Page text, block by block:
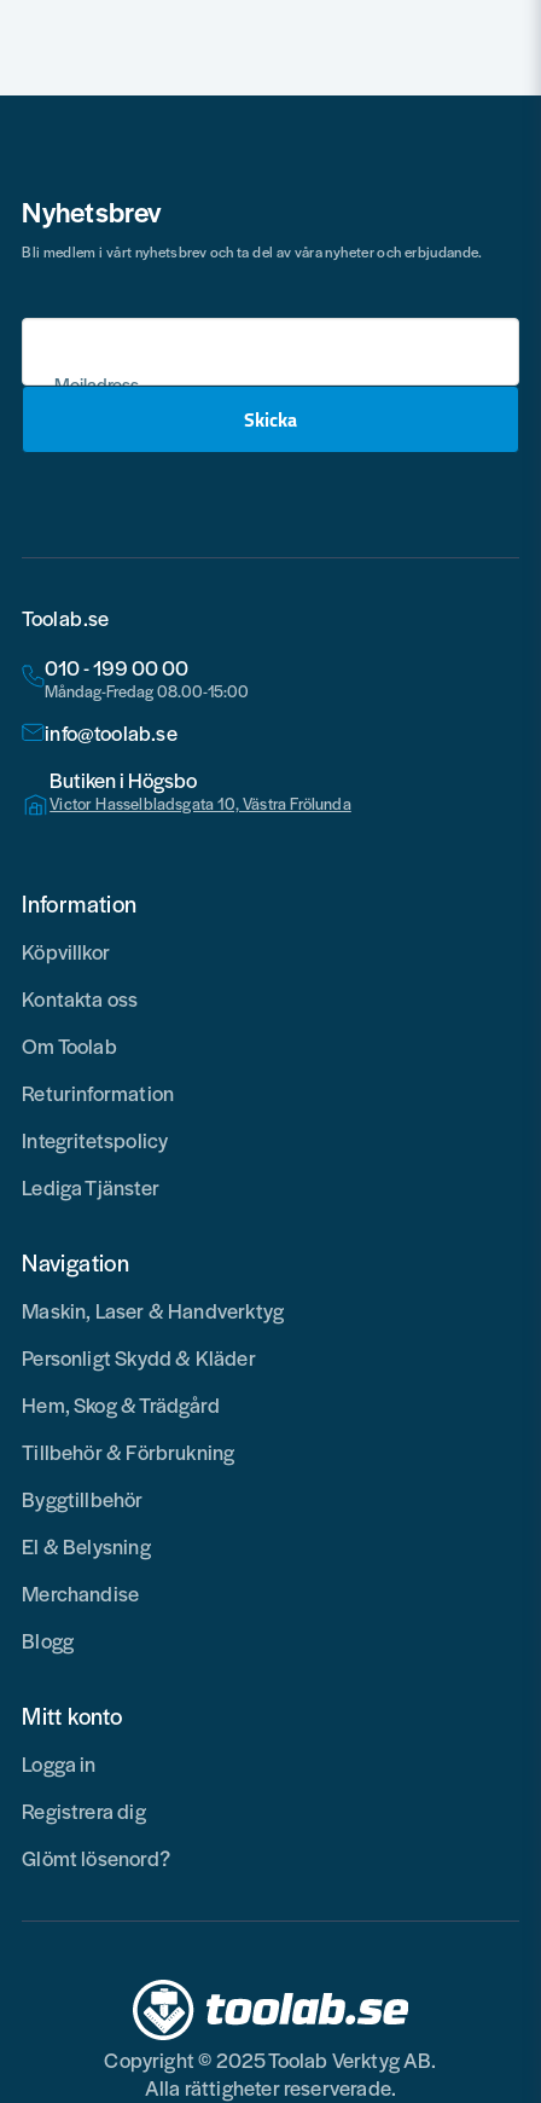
Nyhetsbrev
Mejladress
Skicka
Bli medlem i vårt nyhetsbrev och ta del av våra nyheter och erbjudande.
Toolab.se
010 - 199 00 00
Måndag-Fredag 08.00-15:00
info@toolab.se
Butiken i Högsbo
Victor Hasselbladsgata 10, Västra Frölunda
Information
Köpvillkor
Kontakta oss
Om Toolab
Returinformation
Integritetspolicy
Lediga Tjänster
Navigation
Maskin, Laser & Handverktyg
Personligt Skydd & Kläder
Hem, Skog & Trädgård
Tillbehör & Förbrukning
Byggtillbehör
El & Belysning
Merchandise
Blogg
Mitt konto
Logga in
Registrera dig
Glömt lösenord?
Copyright © 2025 Toolab Verktyg AB.
Alla rättigheter reserverade.